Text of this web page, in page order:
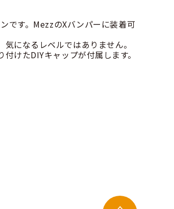
です。MezzのXバンパーに装着可
になるレベルではありません。
けたDIYキャップが付属します。